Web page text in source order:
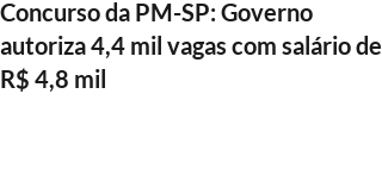
Concurso da PM-SP: Governo
autoriza 4,4 mil vagas com salário de
R$ 4,8 mil